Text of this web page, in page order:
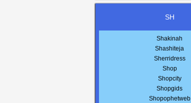
SH
Shakinah
Shashiteja
Sherridress
Shop
Shopcity
Shopgids
Shopophetweb